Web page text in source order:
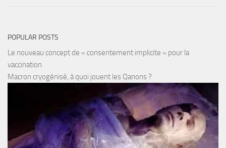
POPULAR POSTS
Le nouveau concept de « consentement implicite » pour la
vaccination
Macron cryogénisé, à quoi jouent les Qanons ?